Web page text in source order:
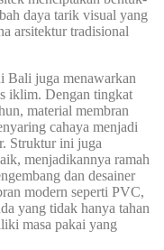
daya tarik visual yang
arsitektur tradisional
Bali juga menawarkan
iklim. Dengan tingkat
material membran
cahaya menjadi
Struktur ini juga
menjadikannya ramah
dan desainer
modern seperti PVC,
yang tidak hanya tahan
masa pakai yang